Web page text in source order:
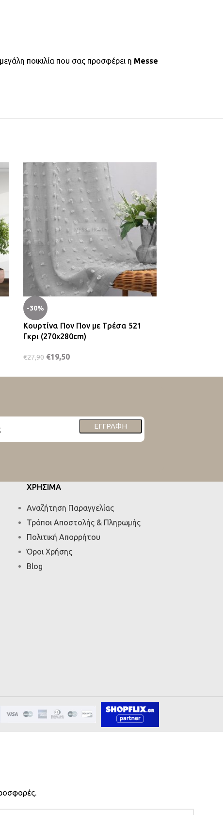
ποικιλία που σας προσφέρει η Messe
-30%
Κουρτίνα Πον Πον με Τρέσα 521
Γκρι (270x280cm)
€27,90 €19,50
ΕΓΓΡΑΦΉ
ΧΡΗΣΙΜΑ
Αναζήτηση Παραγγελίας
Τρόποι Αποστολής & Πληρωμής
Πολιτική Απορρήτου
Όροι Χρήσης
Blog